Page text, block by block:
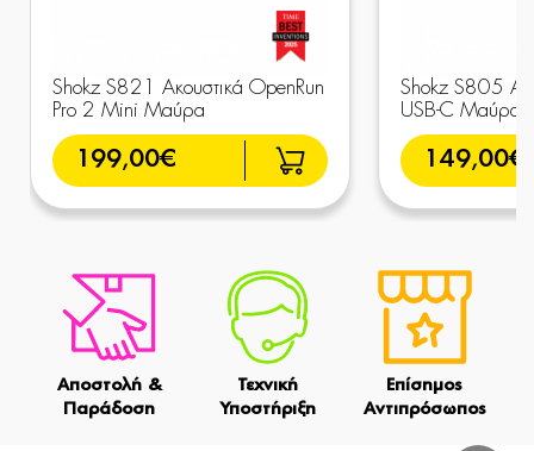
Shokz S821 Ακουστικά OpenRun
Pro 2 Mini Μαύρα
199,00€
Shokz S805
USB-C Μαύρα
149,00€
Αποστολή &
Παράδοση
Τεχνική
Υποστήριξη
Επίσημος
Αντιπρόσωπος